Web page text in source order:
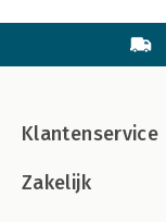
Klantenservice
Zakelijk